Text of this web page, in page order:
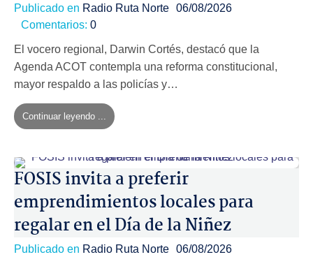
Publicado en Radio Ruta Norte 06/08/2026
Comentarios: 0
El vocero regional, Darwin Cortés, destacó que la
Agenda ACOT contempla una reforma constitucional,
mayor respaldo a las policías y…
Continuar leyendo ...
FOSIS invita a preferir
emprendimientos locales para
regalar en el Día de la Niñez
Publicado en Radio Ruta Norte 06/08/2026